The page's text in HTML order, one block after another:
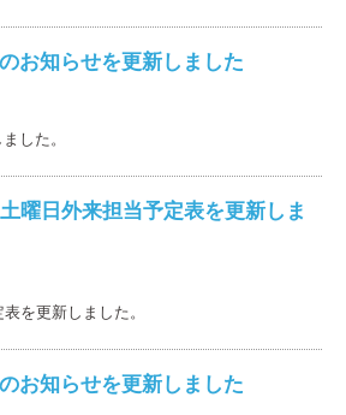
お知らせを更新しました
した。
曜日外来担当予定表を更新しま
を更新しました。
お知らせを更新しました